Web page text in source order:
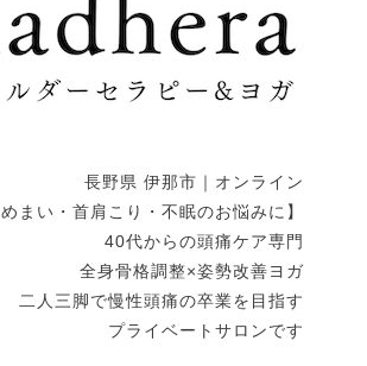
長野県 伊那市｜オンライン
まい・首肩こり・不眠のお悩みに】
40代からの頭痛ケア専門
全身骨格調整×姿勢改善ヨガ
二人三脚で慢性頭痛の卒業を目指す
プライベートサロンです